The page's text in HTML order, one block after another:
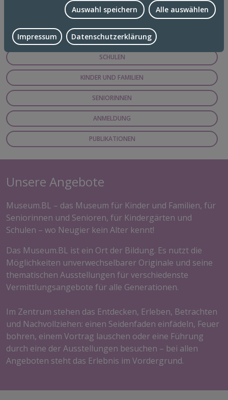
FÜHRUNGEN
VERANSTALTUNGEN
SCHULEN
KINDER UND FAMILIEN
SENIORINNEN
ANMELDUNG
PUBLIKATIONEN
Unsere Angebote
Museum.BL – das Museum für Kinder und Familien, für
Seniorinnen und Senioren, für Kindergärten und
Schulen – wo Neugier kein Alter kennt!
Das Museum.BL ist ein Ort der Bildung. Es nutzt die
Möglichkeiten unverwechselbarer Originale und seine
thematischen Ausstellungen für verschiedenste
Vermittlungsangebote für alle Generationen.
Im Zentrum stehen das Entdecken, Erleben, Betrachten
und Nachvollziehen: einen Seidenfaden einfädeln, Feuer
bohren, einem Vortrag lauschen oder eine Führung
durch eine der Ausstellungen besuchen – bei allen
Angeboten steht das Erlebnis im Vordergrund.
Auswahl speichern Alle auswählen
Impressum Datenschutzerklärung